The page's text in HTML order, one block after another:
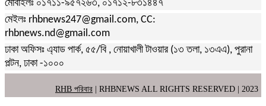
মোবাইলঃ ০১৭১১-৯৫৭২৬৩, ০১৭১২-৮৩১৪৪৭
মেইলঃ rhbnews247@gmail.com, CC:
rhbnews.nd@gmail.com
ঢাকা অফিসঃ এ্যাড পার্ক, ৫৫/বি , নোয়াখালী টাওয়ার (১৩ তলা, ১৩এএ), পুরানা
পল্টন, ঢাকা -১০০০
RHB পরিবার | RHBNEWS ALL RIGHTS RESERVED | 2023